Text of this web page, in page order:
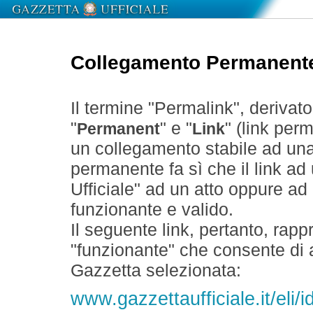
Collegamento
Il termine "Permalink",
" Permanent" e " Link" (link
un collegamento stabile ad
permanente fa sì che il link
Ufficiale" ad un atto oppure
funzionante e valido.
Il seguente link, pertanto,
"funzionante" che consente
Gazzetta selezionata:
www.gazzettaufficiale.it/eli/